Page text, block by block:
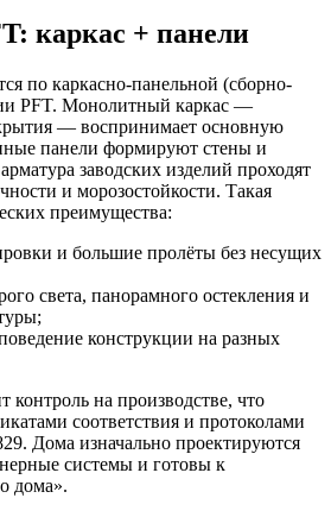
каркас + панели
по каркасно-панельной (сборно-
PFT. Монолитный каркас —
— воспринимает основную
панели формируют стены и
заводских изделий проходят
и морозостойкости. Такая
преимущества:
и большие пролёты без несущих
света, панорамного остекления и
конструкции на разных
контроль на производстве, что
соответствия и протоколами
Дома изначально проектируются
системы и готовы к
дома».